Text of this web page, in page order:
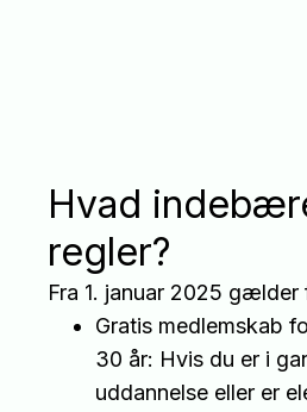
Hvad
regler?
Fra 1. januar 2025 gælder
Gratis medlemskab
30 år: Hvis du er i
uddannelse eller er